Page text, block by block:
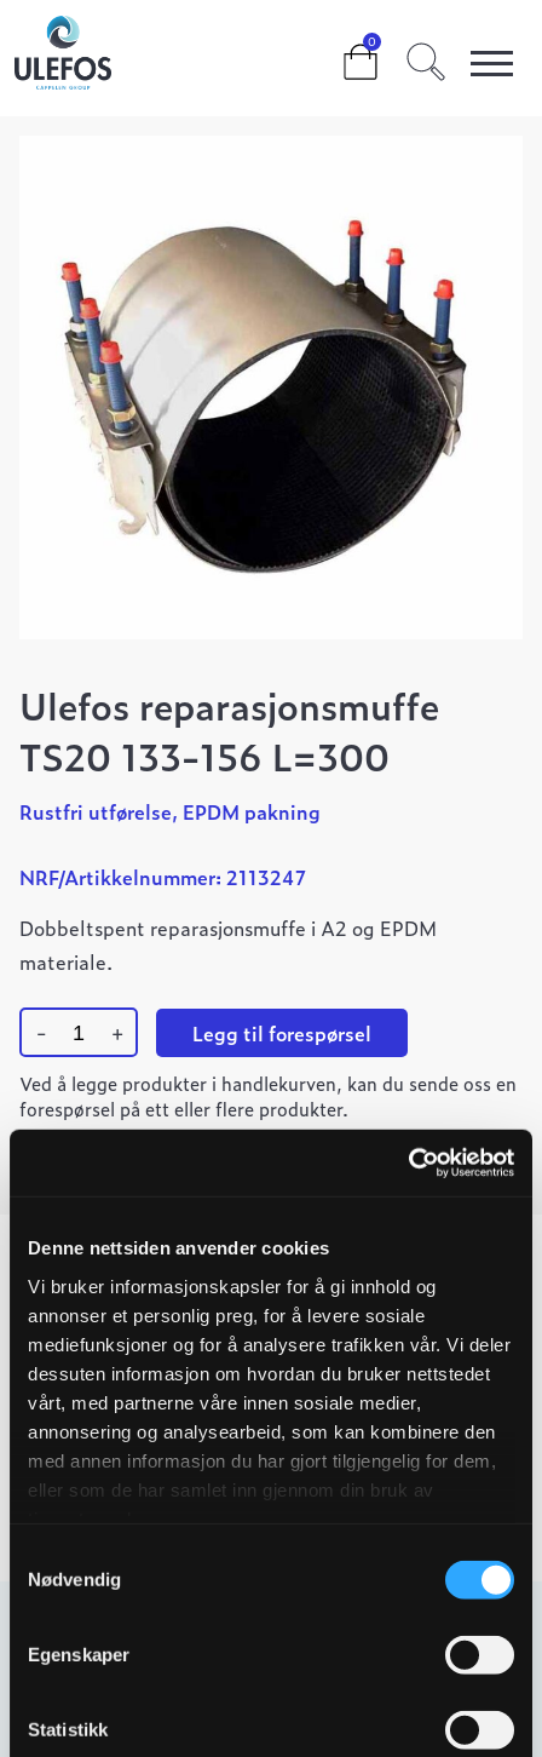
Denne nettsiden anvender cookies
Vi bruker informasjonskapsler for å gi innhold og
annonser et personlig preg, for å levere sosiale
mediefunksjoner og for å analysere trafikken vår. Vi deler
dessuten informasjon om hvordan du bruker nettstedet
vårt, med partnerne våre innen sosiale medier,
annonsering og analysearbeid, som kan kombinere den
med annen informasjon du har gjort tilgjengelig for dem,
eller som de har samlet inn gjennom din bruk av
Nødvendig
Egenskaper
Statistikk
0
>>>
ULEFOS REPARASJONSMUFFE TS20 133-156 L=300
Ulefos reparasjonsmuffe
TS20 133-156 L=300
Rustfri utførelse, EPDM pakning
NRF/Artikkelnummer: 2113247
Dobbeltspent reparasjonsmuffe i A2 og EPDM
materiale.
-
Ulefos
reparasjonsmuffe
TS20
133-
+ Legg til forespørsel
Ved å legge produkter i handlekurven, kan du sende oss en
forespørsel på ett eller flere produkter.
Produktegenskaper
Pakningsinformasjon
Tekniske spesifikasjoner
Kontakt oss
gjerne.